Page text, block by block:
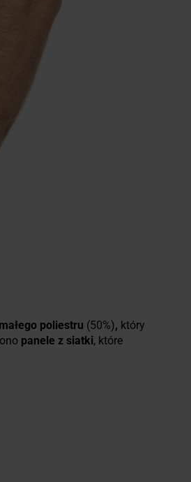
poliestru (50%), który
panele z siatki, które